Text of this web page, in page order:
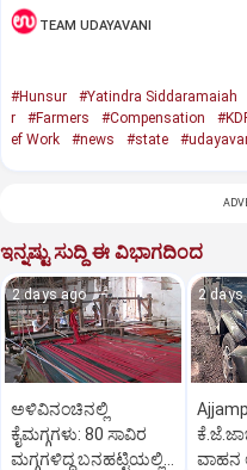
TEAM UDAYAVANI
#Hunsur #Yatindra Siddaramaiah
r
#Farmers #Compensation
ef Work
#news #state
ಇನ್ನಷ್ಟು ಸುದ್ದಿ ಈ ವಿಭಾಗದಿಂದ
2 days ago
ಅಳಿವಿನಂಚಿನಲ್ಲಿ
ಕೈಮಗ್ಗಗಳು: 80 ಸಾವಿರ
ಮಗ್ಗಗಳಿದ್ದ ಬನಹಟ್ಟಿಯಲ್ಲಿ
2 days
ವಾಹನ